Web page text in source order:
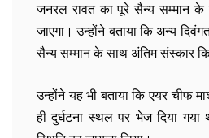
जनरल रावत का पूरे सैन्य सम्मान के
जाएगा। उन्होंने बताया कि अन्य
सैन्य सम्मान के साथ अंतिम संस्कार
उन्होंने यह भी बताया कि एयर चीफ
ही दुर्घटना स्थल पर भेज दिया